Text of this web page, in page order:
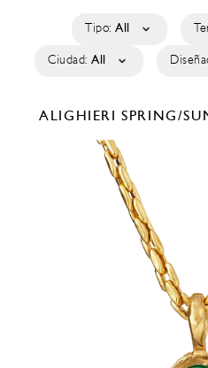
Tipo: All
Ciudad: All
ALIGHIERISPRING/